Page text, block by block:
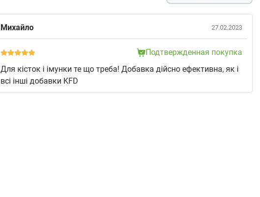
Михайло 27.02.2023
Подтвержденная покупка
Для кісток і імунки те що треба! Добавка дійсно ефективна, як і
всі інші добавки KFD